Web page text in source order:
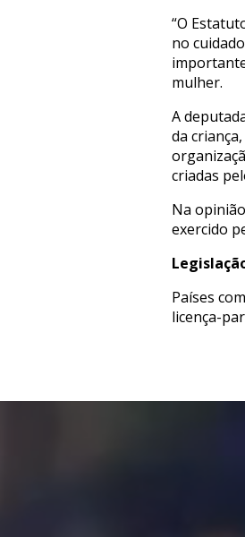
“O
no
mulher.
A
da
criadas
Na
exercido
Países
licença-